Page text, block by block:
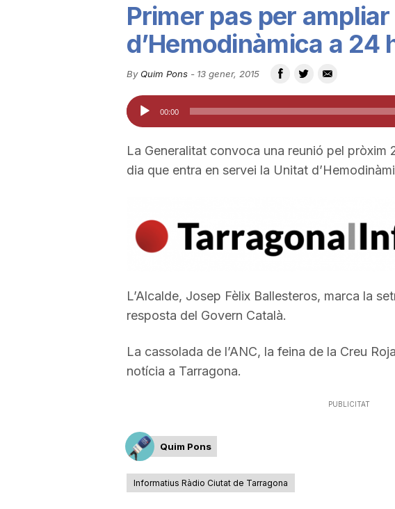
u
t
a
e
T
r
a
Primer pas per
d’Hemodinàmica a 24
By Quim Pons- 13 gener, 2015
Reproductor
d'àudio
00:00
La Generalitat convoca una reunió pel pròxim
dia que entra en servei la Unitat
L’Alcalde, Josep Fèlix Ballesteros, marca la
resposta del Govern Català.
La cassolada de l’ANC, la feina de la Creu
notícia a Tarragona.
PUBLICITAT
Quim Pons
Informatius Ràdio Ciutat de Tarragona